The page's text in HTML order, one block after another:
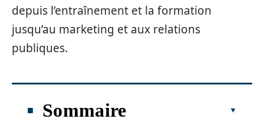
depuis l’entraînement et la formation
jusqu’au marketing et aux relations
publiques.
Sommaire